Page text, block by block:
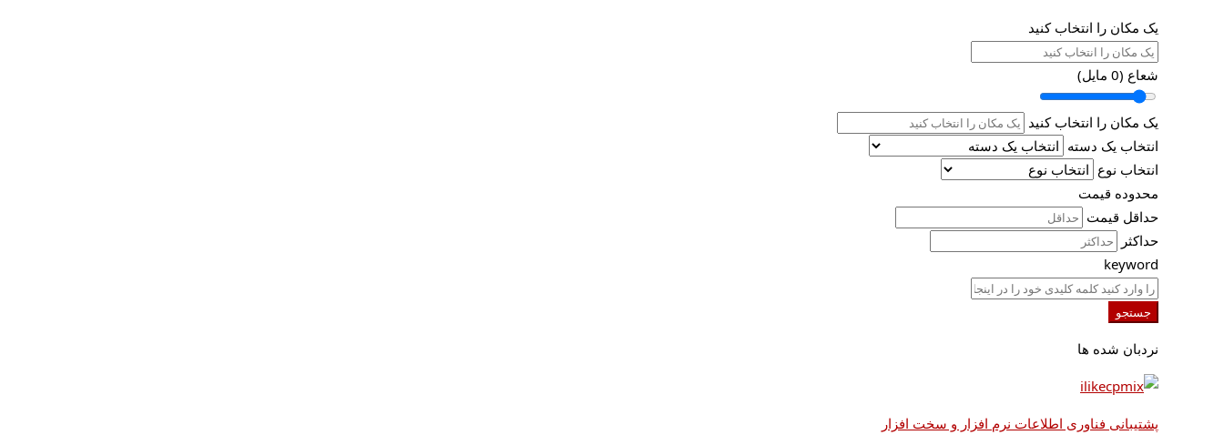
یک مکان را انتخاب کنید
شعاع (0 مایل)
یک مکان را انتخاب کنید
انتخاب یک دسته
انتخاب نوع
محدوده قیمت
حداقل قیمت
حداکثر
keyword
جستجو
نردبان شده ها
پشتیبانی فناوری اطلاعات نرم افزار و سخت افزار